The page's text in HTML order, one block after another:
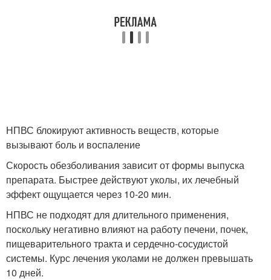
НПВС блокируют активность веществ, которые
вызывают боль и воспаление
Скорость обезболивания зависит от формы выпуска
препарата. Быстрее действуют уколы, их лечебный
эффект ощущается через 10-20 мин.
НПВС не подходят для длительного применения,
поскольку негативно влияют на работу печени, почек,
пищеварительного тракта и сердечно-сосудистой
системы. Курс лечения уколами не должен превышать
10 дней.